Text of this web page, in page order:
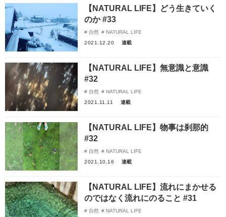
【NATURAL LIFE】どう生きていく
のか #33
自然
NATURAL LIFE
2021.12.20
連載
【NATURAL LIFE】無意識と意識
#32
自然
NATURAL LIFE
2021.11.11
連載
【NATURAL LIFE】物事は刹那的
#32
自然
NATURAL LIFE
2021.10.16
連載
【NATURAL LIFE】流れにまかせる
のではなく流れにのること #31
自然
NATURAL LIFE